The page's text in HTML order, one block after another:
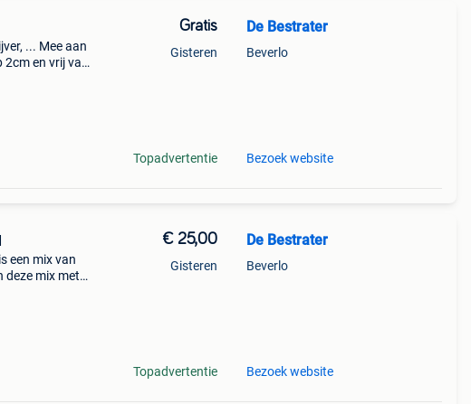
... Mee aan
2cm en vrij van
Gratis
Gisteren
Topadvertentie
De Bestrater
Beverlo
Bezoek website
een mix van
deze mix met
€ 25,00
Gisteren
Topadvertentie
De Bestrater
Beverlo
Bezoek website